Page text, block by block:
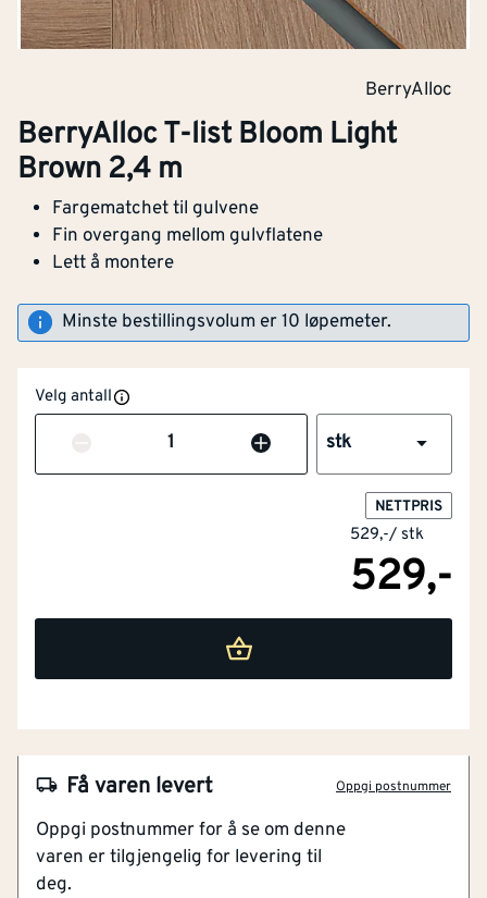
BerryAlloc
BerryAlloc T-list Bloom Light
Brown 2,4 m
Fargematchet til gulvene
Fin overgang mellom gulvflatene
Lett å montere
Minste bestillingsvolum er 10 løpemeter.
Velg antall
Antall stk
NETTPRIS
529,-/ stk
529,-
Få varen levert Oppgi postnummer
Oppgi postnummer for å se om denne
varen er tilgjengelig for levering til
deg.
NOBB
Lengde (mm) [mm] 2400
With cable routing
Med hempe Nei